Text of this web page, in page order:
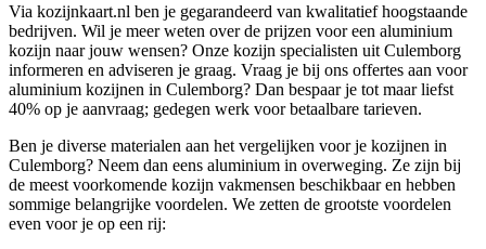
Via kozijnkaart.nl ben je gegarandeerd van kwalitatief hoogstaande
bedrijven. Wil je meer weten over de prijzen voor een aluminium
kozijn naar jouw wensen? Onze kozijn specialisten uit Culemborg
informeren en adviseren je graag. Vraag je bij ons offertes aan voor
aluminium kozijnen in Culemborg? Dan bespaar je tot maar liefst
40% op je aanvraag; gedegen werk voor betaalbare tarieven.
Ben je diverse materialen aan het vergelijken voor je kozijnen in
Culemborg? Neem dan eens aluminium in overweging. Ze zijn bij
de meest voorkomende kozijn vakmensen beschikbaar en hebben
sommige belangrijke voordelen. We zetten de grootste voordelen
even voor je op een rij: